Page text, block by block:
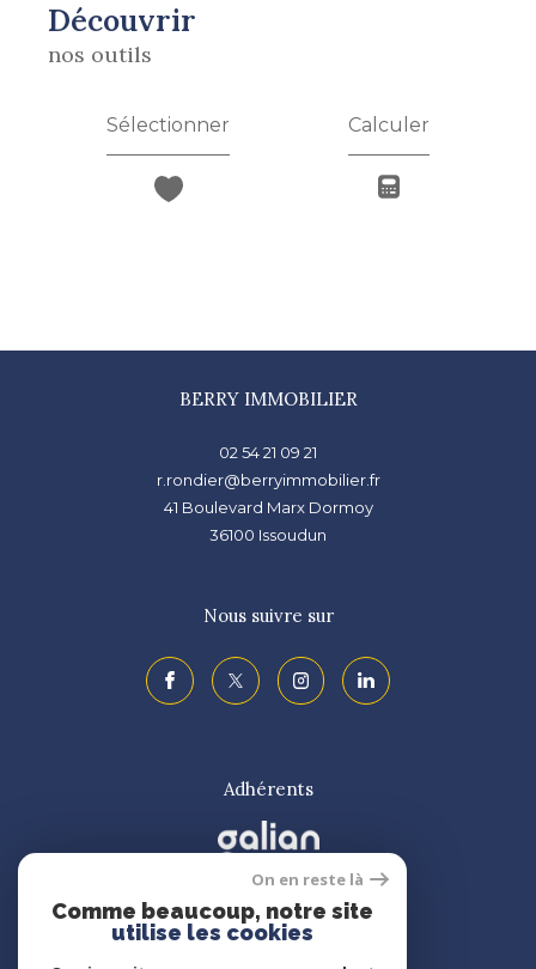
découvrir
nos outils
Sélectionner Calculer
BERRY IMMOBILIER
02 54 21 09 21
r.rondier@berryimmobilier.fr
41 Boulevard Marx Dormoy
36100 issoudun
Nous suivre sur
Adhérents
On en reste là
Comme beaucoup, notre site
utilise les cookies